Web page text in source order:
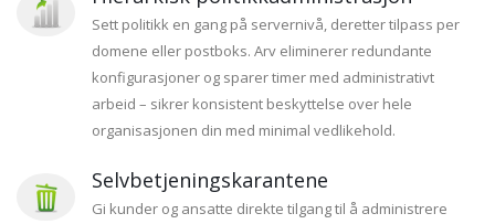
Sett politikk en gang på servernivå, deretter tilpass per
domene eller postboks. Arv eliminerer redundante
konfigurasjoner og sparer timer med administrativt
arbeid – sikrer konsistent beskyttelse over hele
organisasjonen din med minimal vedlikehold.
Selvbetjeningskarantene
Gi kunder og ansatte direkte tilgang til å administrere